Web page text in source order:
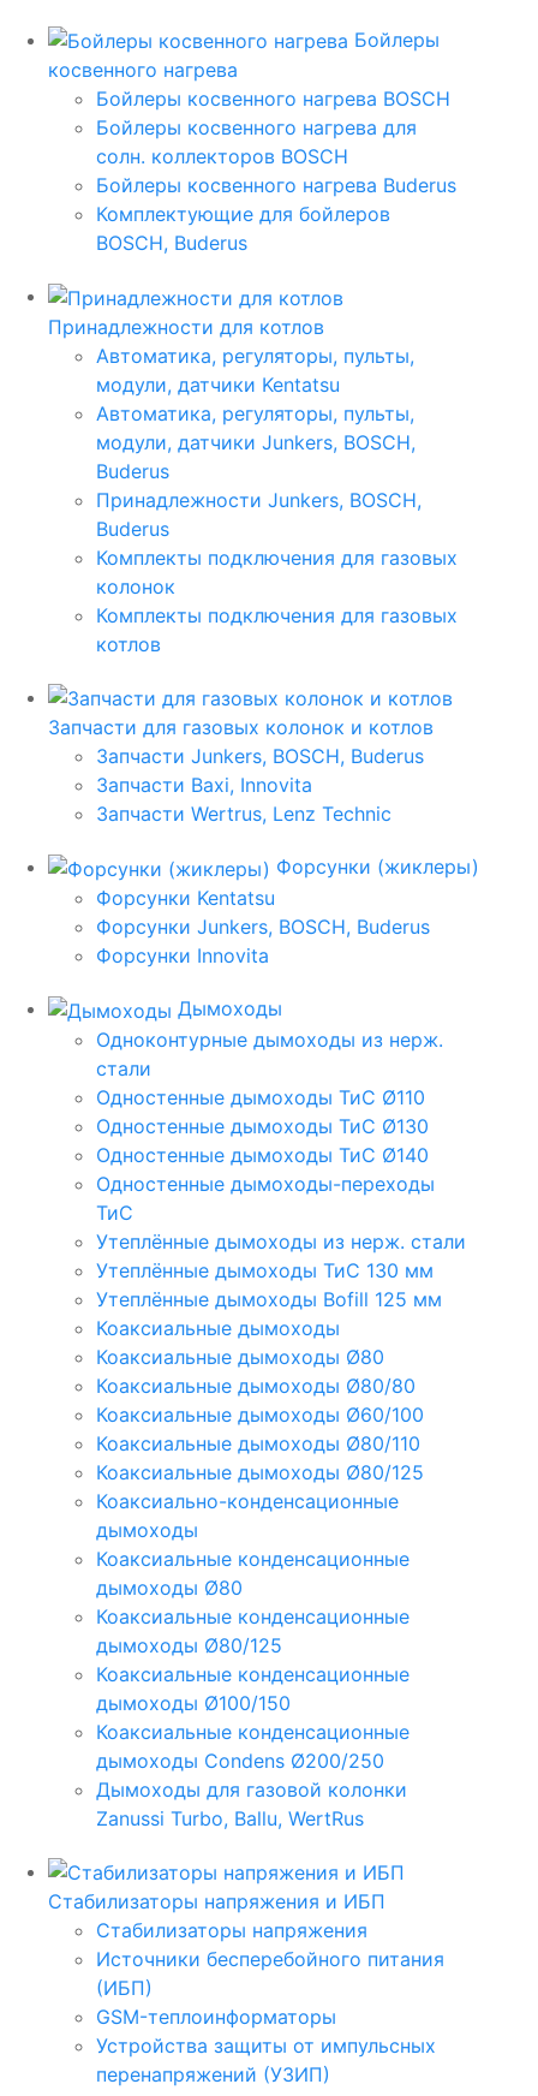
Бойлеры
косвенного нагрева
Бойлеры косвенного нагрева BOSCH
Бойлеры косвенного нагрева для
солн. коллекторов BOSCH
Бойлеры косвенного нагрева Buderus
Комплектующие для бойлеров
BOSCH, Buderus
Принадлежности для котлов
Автоматика, регуляторы, пульты,
модули, датчики Kentatsu
Автоматика, регуляторы, пульты,
модули, датчики Junkers, BOSCH,
Buderus
Принадлежности Junkers, BOSCH,
Buderus
Комплекты подключения для газовых
колонок
Комплекты подключения для газовых
котлов
Запчасти для газовых колонок и котлов
Запчасти Junkers, BOSCH, Buderus
Запчасти Baxi, Innovita
Запчасти Wertrus, Lenz Technic
Форсунки (жиклеры)
Форсунки Kentatsu
Форсунки Junkers, BOSCH, Buderus
Форсунки Innovita
Дымоходы
Одноконтурные дымоходы из нерж.
стали
Одностенные дымоходы ТиС Ø110
Одностенные дымоходы ТиС Ø130
Одностенные дымоходы ТиС Ø140
Одностенные дымоходы-переходы
ТиС
Утеплённые дымоходы из нерж. стали
Утеплённые дымоходы ТиС 130 мм
Утеплённые дымоходы Bofill 125 мм
Коаксиальные дымоходы
Коаксиальные дымоходы Ø80
Коаксиальные дымоходы Ø80/80
Коаксиальные дымоходы Ø60/100
Коаксиальные дымоходы Ø80/110
Коаксиальные дымоходы Ø80/125
Коаксиально-конденсационные
дымоходы
Коаксиальные конденсационные
дымоходы Ø80
Коаксиальные конденсационные
дымоходы Ø80/125
Коаксиальные конденсационные
дымоходы Ø100/150
Коаксиальные конденсационные
дымоходы Condens Ø200/250
Дымоходы для газовой колонки
Zanussi Turbo, Ballu, WertRus
Стабилизаторы напряжения и ИБП
Стабилизаторы напряжения
Источники бесперебойного питания
(ИБП)
GSM-теплоинформаторы
Устройства защиты от импульсных
перенапряжений (УЗИП)